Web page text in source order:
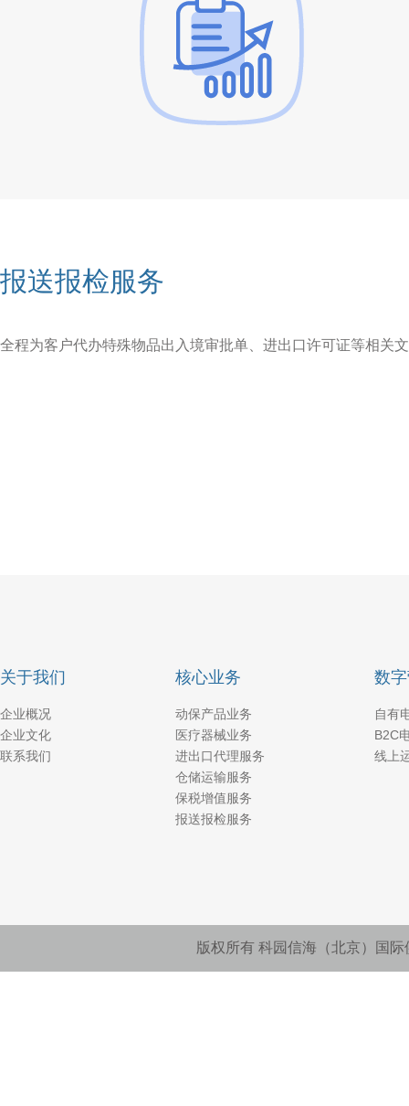
报送报检服务
全程为客户代办特殊物品出入境审批单、进出口许可证等相关
关于我们
企业概况
企业文化
联系我们
核心业务
动保产品业务
医疗器械业务
进出口代理服务
仓储运输服务
保税增值服务
报送报检服务
数
自有
B2C
线上
版权所有 科园信海（北京）国